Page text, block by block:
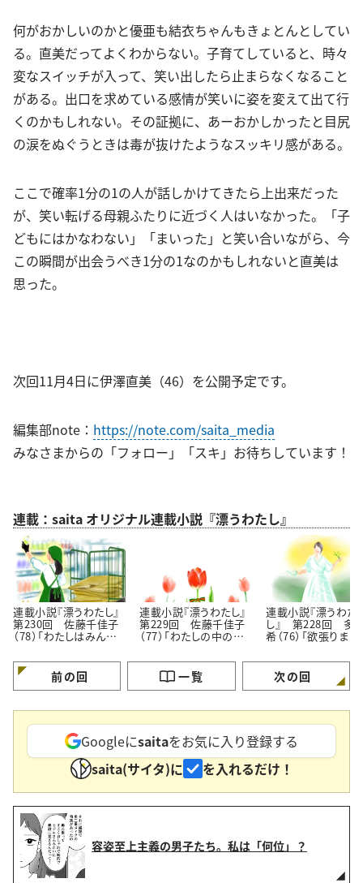
何がおかしいのかと優亜も結衣ちゃんもきょとんとしてい
る。直美だってよくわからない。子育てしていると、時々
変なスイッチが入って、笑い出したら止まらなくなること
がある。出口を求めている感情が笑いに姿を変えて出て行
くのかもしれない。その証拠に、あーおかしかったと目尻
の涙をぬぐうときは毒が抜けたようなスッキリ感がある。
ここで確率1分の1の人が話しかけてきたら上出来だった
が、笑い転げる母親ふたりに近づく人はいなかった。「子
どもにはかなわない」「まいった」と笑い合いながら、今
この瞬間が出会うべき1分の1なのかもしれないと直美は
思った。
次回11月4日に伊澤直美（46）を公開予定です。
編集部note： https://note.com/saita_media
みなさまからの「フォロー」「スキ」お待ちしています！
連載：saita オリジナル連載小説『漂うわたし』
連載小説『漂うわたし』
第230回 佐藤千佳子
（78）「わたしはみんな
連載小説『漂うわたし』
第229回 佐藤千佳子
（77）「わたしの中の認
連載小説『漂うわた
し』 第228回 多
希（76）「欲張りまし
前の回 一覧 次の回
Googleにsaitaをお気に入り登録する
saita(サイタ)に
を入れるだけ！
容姿至上主義の男子たち。私は「何位」？